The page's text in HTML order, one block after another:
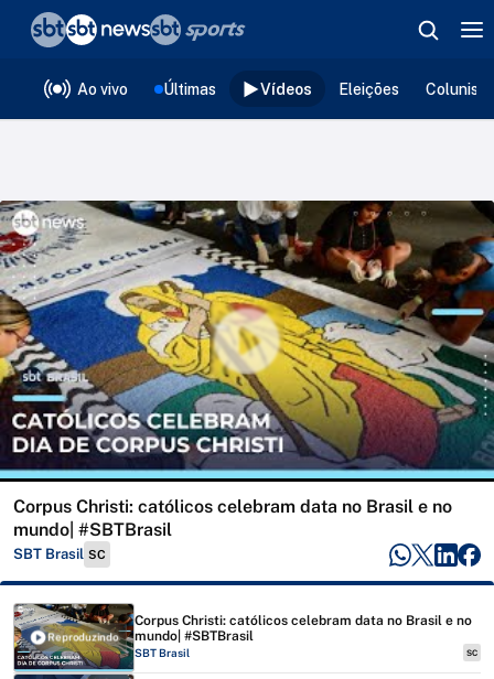
Ao vivo Últimas Vídeos Eleições
Corpus Christi: católicos celebram data no Brasil e no
mundo| #SBTBrasil
SBT Brasil SC
Reproduzindo
Corpus Christi: católicos celebram data no Brasil e no
mundo| #SBTBrasil
SBT Brasil SC
❮voltar
Editorias